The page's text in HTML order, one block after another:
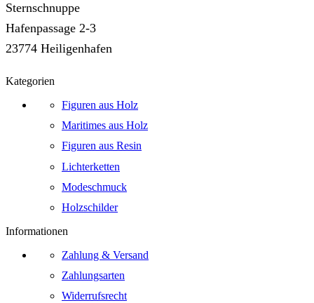
Sternschnuppe
Hafenpassage 2-3
23774 Heiligenhafen
Kategorien
Figuren aus Holz
Maritimes aus Holz
Figuren aus Resin
Lichterketten
Modeschmuck
Holzschilder
Informationen
Zahlung & Versand
Zahlungsarten
Widerrufsrecht